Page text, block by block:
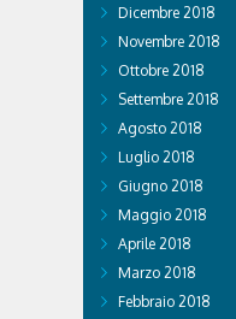
Dicembre 2018
Novembre 2018
Ottobre 2018
Settembre 2018
Agosto 2018
Luglio 2018
Giugno 2018
Maggio 2018
Aprile 2018
Marzo 2018
Febbraio 2018